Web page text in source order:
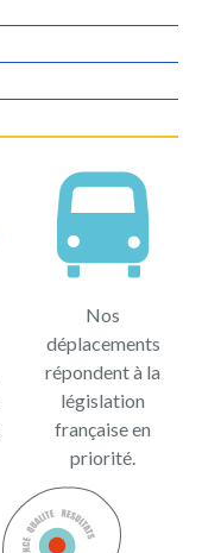
Nos
déplacements
répondent à la
législation
française en
priorité.